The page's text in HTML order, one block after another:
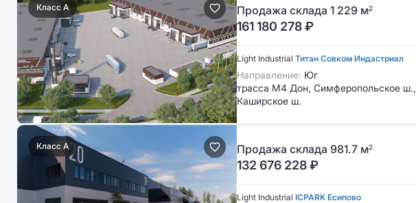
Класс A Продажа склада 1 229 м2
161 180 278₽
Light Industrial Титан Совком Индастриал
Направление: Юг
трасса М4 Дон, Симферопольское ш.,
Каширское ш.
Класс A Продажа склада 981.7 м2
132 676 228₽
Light Industrial ICPARK Есипово